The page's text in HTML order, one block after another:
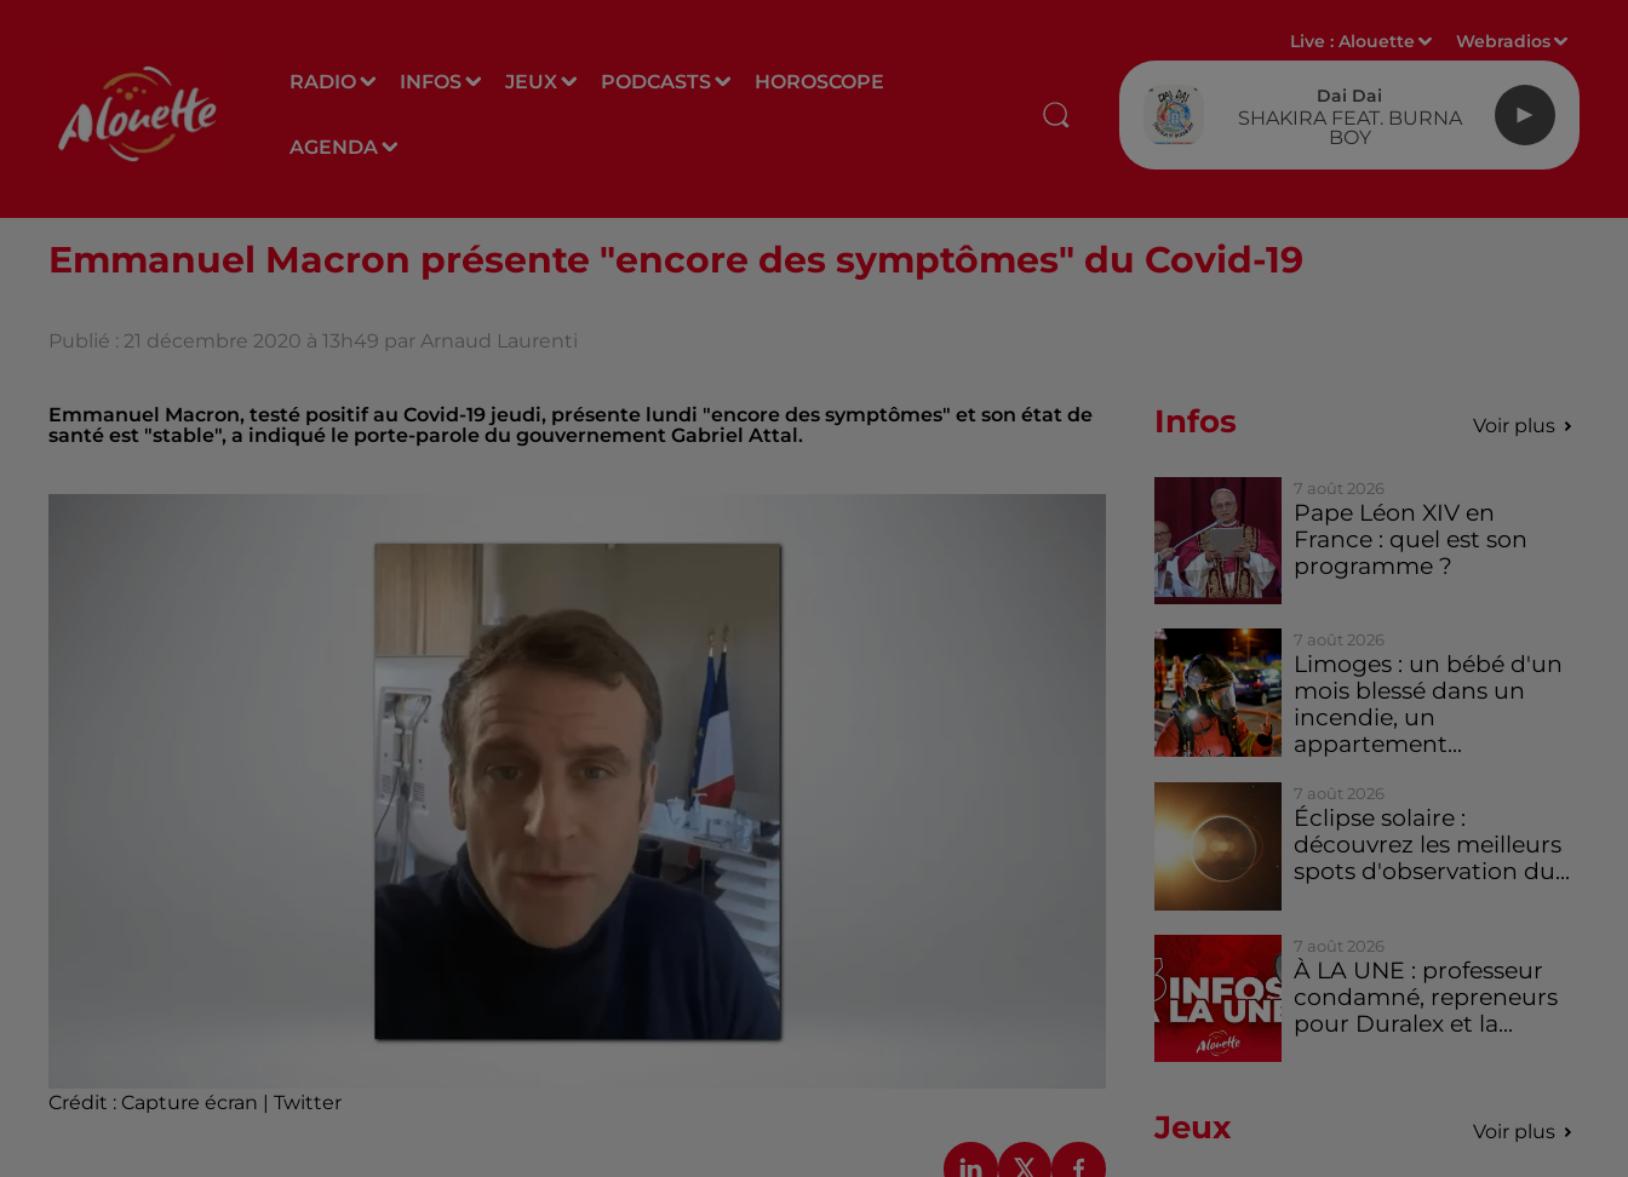
RADIO INFOS JEUX PODCASTS HOROSCOPE
AGENDA
Live :Alouette Webradios
Dai Dai
SHAKIRA FEAT. BURNA
BOY
Emmanuel Macron présente "encore des symptômes" du Covid-19
Publié : 21 décembre 2020 à 13h49 par Arnaud Laurenti
Emmanuel Macron, testé positif au Covid-19 jeudi, présente lundi "encore des symptômes" et son état de
santé est "stable", a indiqué le porte-parole du gouvernement Gabriel Attal.
Crédit : Capture écran | Twitter
Infos Voir plus
7 août 2026
Pape Léon XIV en
France : quel est son
programme ?
7 août 2026
Limoges : un bébé d'un
mois blessé dans un
incendie, un
appartement...
7 août 2026
Éclipse solaire :
découvrez les meilleurs
spots d'observation du...
7 août 2026
À LA UNE : professeur
condamné, repreneurs
pour Duralex et la...
Jeux Voir plus